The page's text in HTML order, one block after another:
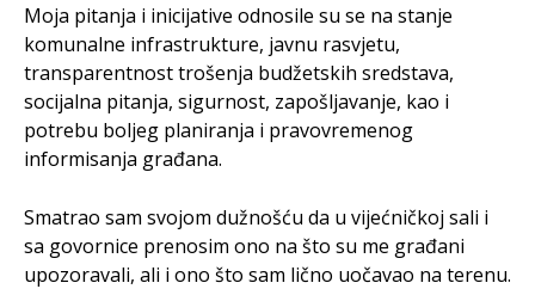
Moja pitanja i inicijative odnosile su se na stanje
komunalne infrastrukture, javnu rasvjetu,
transparentnost trošenja budžetskih sredstava,
socijalna pitanja, sigurnost, zapošljavanje, kao i
potrebu boljeg planiranja i pravovremenog
informisanja građana.
Smatrao sam svojom dužnošću da u vijećničkoj sali i
sa govornice prenosim ono na što su me građani
upozoravali, ali i ono što sam lično uočavao na terenu.